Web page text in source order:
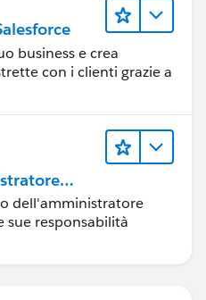
business e crea
con i clienti grazie a
dell'amministratore
sue responsabilità